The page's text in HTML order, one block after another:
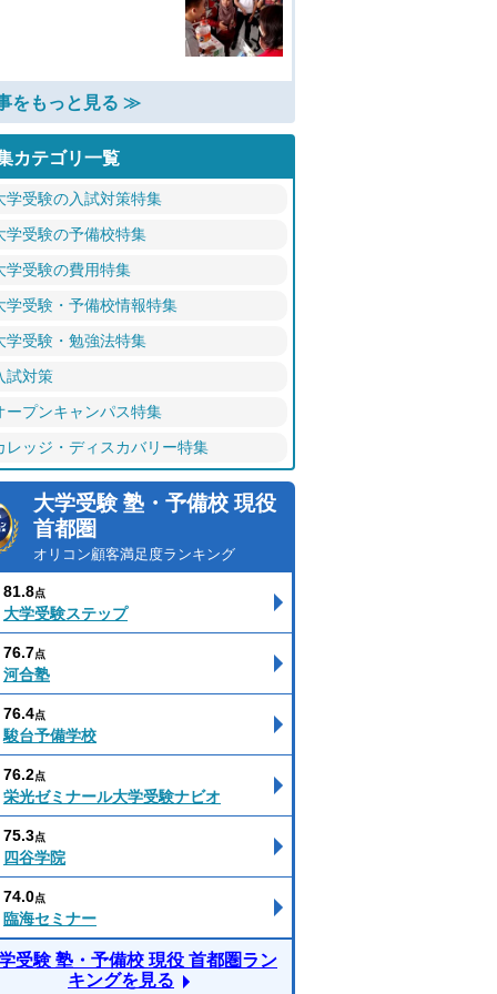
をもっと見る ≫
カテゴリ一覧
学受験の入試対策特集
学受験の予備校特集
学受験の費用特集
学受験・予備校情報特集
学受験・勉強法特集
試対策
ープンキャンパス特集
レッジ・ディスカバリー特集
大学受験 塾・予備校 現役
首都圏
オリコン顧客満足度ランキング
81.8点
大学受験ステップ
76.7点
河合塾
76.4点
駿台予備学校
76.2点
栄光ゼミナール大学受験ナビオ
75.3点
四谷学院
74.0点
臨海セミナー
受験 塾・予備校 現役 首都圏ラン
キングを見る